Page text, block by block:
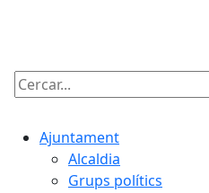
Cercar:
Ajuntament
Alcaldia
Grups polítics